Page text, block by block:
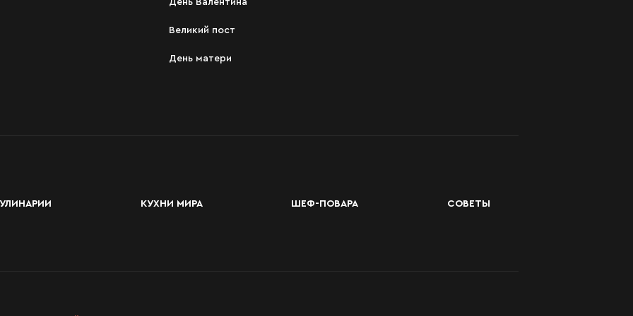
День Валентина
Великий пост
День матери
КУХНИ МИРА ШЕФ-ПОВАРА СОВЕТЫ